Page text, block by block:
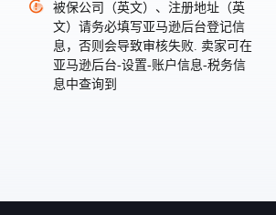
被保公司（英文）、注册地址（英
文）请务必填写亚马逊后台登记信
息，否则会导致审核失败. 卖家可在
亚马逊后台-设置-账户信息-税务信
息中查询到